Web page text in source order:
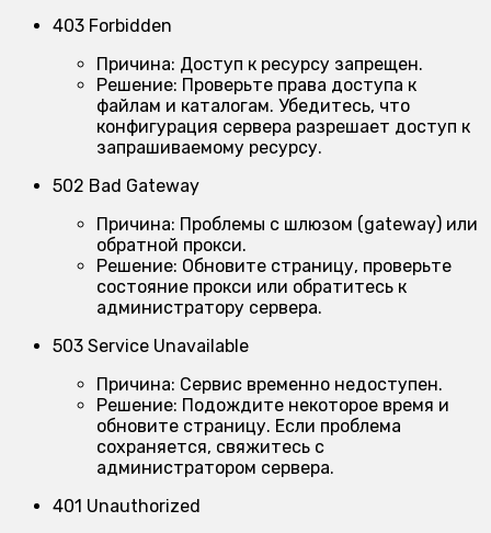
403 Forbidden
Причина: Доступ к ресурсу запрещен.
Решение: Проверьте права доступа к
файлам и каталогам. Убедитесь, что
конфигурация сервера разрешает доступ к
запрашиваемому ресурсу.
502 Bad Gateway
Причина: Проблемы с шлюзом (gateway) или
обратной прокси.
Решение: Обновите страницу, проверьте
состояние прокси или обратитесь к
администратору сервера.
503 Service Unavailable
Причина: Сервис временно недоступен.
Решение: Подождите некоторое время и
обновите страницу. Если проблема
сохраняется, свяжитесь с
администратором сервера.
401 Unauthorized